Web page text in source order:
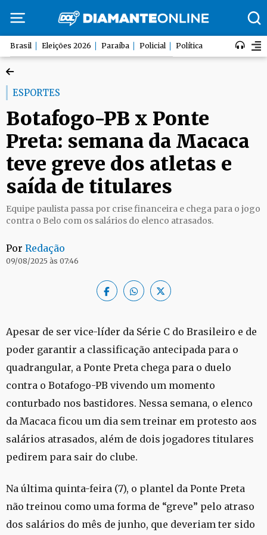
Brasil Eleições 2026 Paraíba Policial Política
ESPORTES
Botafogo-PB x Ponte
Preta: semana da Macaca
teve greve dos atletas e
saída de titulares
Equipe paulista passa por crise financeira e chega para o jogo
contra o Belo com os salários do elenco atrasados.
Por Redação
09/08/2025 às 07:46
Apesar de ser vice-líder da Série C do Brasileiro e de
poder garantir a classificação antecipada para o
quadrangular, a Ponte Preta chega para o duelo
contra o Botafogo-PB vivendo um momento
conturbado nos bastidores. Nessa semana, o elenco
da Macaca ficou um dia sem treinar em protesto aos
salários atrasados, além de dois jogadores titulares
pedirem para sair do clube.
Na última quinta-feira (7), o plantel da Ponte Preta
não treinou como uma forma de “greve” pelo atraso
dos salários do mês de junho, que deveriam ter sido